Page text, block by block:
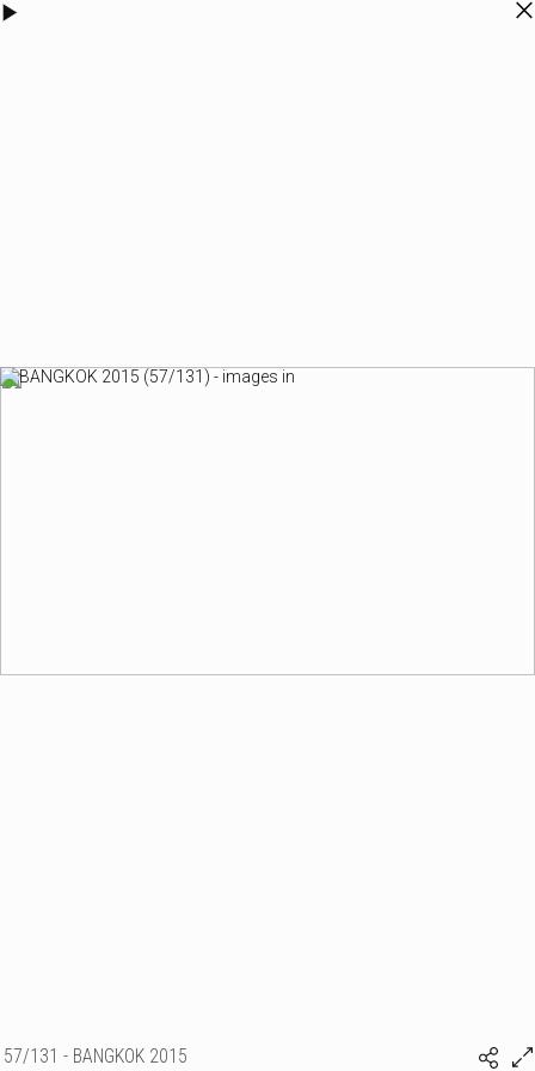
57/131 - BANGKOK 2015